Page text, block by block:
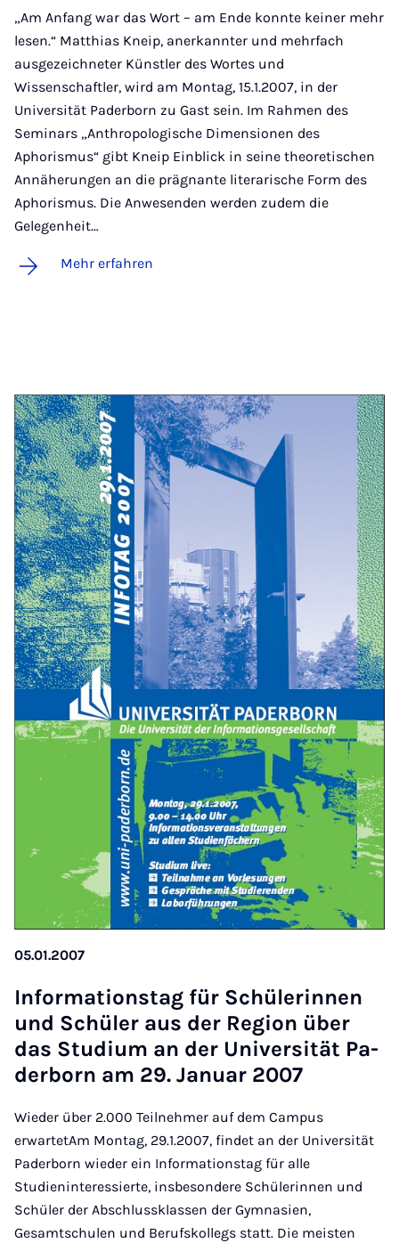
„Am Anfang war das Wort – am Ende konnte keiner mehr
lesen.“ Matthias Kneip, anerkannter und mehrfach
ausgezeichneter Künstler des Wortes und
Wissenschaftler, wird am Montag, 15.1.2007, in der
Universität Paderborn zu Gast sein. Im Rahmen des
Seminars „Anthropologische Dimensionen des
Aphorismus“ gibt Kneip Einblick in seine theoretischen
Annäherungen an die prägnante literarische Form des
Aphorismus. Die Anwesenden werden zudem die
Gelegenheit…
Mehr erfahren
05.01.2007
In­for­ma­ti­ons­tag für Schü­le­rin­nen
und Schü­ler aus der Re­gi­on über
das Stu­di­um an der Uni­ver­si­tät Pa­
der­born am 29. Ja­nu­ar 2007
Wieder über 2.000 Teilnehmer auf dem Campus
erwartetAm Montag, 29.1.2007, findet an der Universität
Paderborn wieder ein Informationstag für alle
Studieninteressierte, insbesondere Schülerinnen und
Schüler der Abschlussklassen der Gymnasien,
Gesamtschulen und Berufskollegs statt. Die meisten